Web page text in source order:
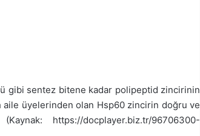
gibi sentez bitene kadar polipeptid zincirinin
üyelerinden olan Hsp60 zincirin doğru ve
https://docplayer.biz.tr/96706300-